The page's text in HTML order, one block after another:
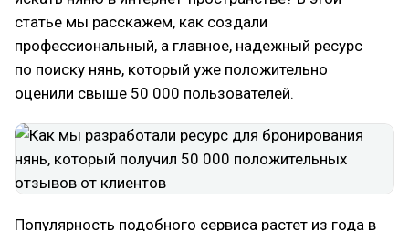
статье мы расскажем, как создали
профессиональный, а главное, надежный ресурс
по поиску нянь, который уже положительно
оценили свыше 50 000 пользователей.
Популярность подобного сервиса растет из года в